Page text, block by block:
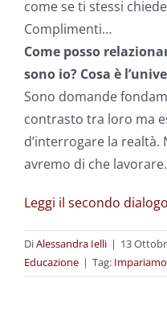
come se ti stessi
Complimenti…
Come posso
sono io? Cosa è
Sono domande
contrasto tra loro ma
d’interrogare la
avremo di che
Leggi il secondo dialogo
DiAlessandra Ielli | 13
Educazione | Tag: